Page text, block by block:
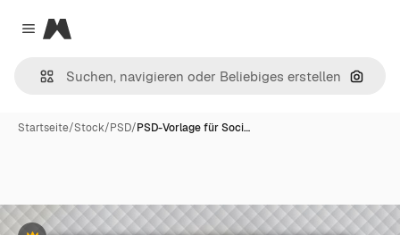
Close menu
Magnific
Nach
Startseite/Stock/PSD/PSD-Vorlage für Soci…